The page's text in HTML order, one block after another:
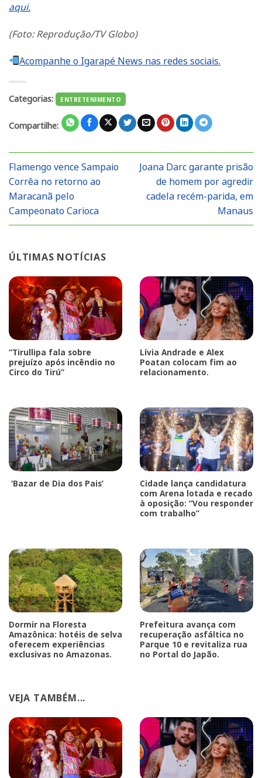
aqui.
(Foto: Reprodução/TV Globo)
Acompanhe o Igarapé News nas redes sociais.
Categorias: ENTRETENIMENTO
Compartilhe:
Flamengo vence Sampaio
Corrêa no retorno ao
Maracanã pelo
Campeonato Carioca
Joana Darc garante prisão
de homem por agredir
cadela recém-parida, em
Manaus
ÚLTIMAS NOTÍCIAS
“Tirullipa fala sobre
prejuízo após incêndio no
Circo do Tirú”
Lívia Andrade e Alex
Poatan colocam fim ao
relacionamento.
‘Bazar de Dia dos Pais’
Cidade lança candidatura
com Arena lotada e recado
à oposição: “Vou responder
com trabalho”
Dormir na Floresta
Amazônica: hotéis de selva
oferecem experiências
exclusivas no Amazonas.
Prefeitura avança com
recuperação asfáltica no
Parque 10 e revitaliza rua
no Portal do Japão.
VEJA TAMBÉM...